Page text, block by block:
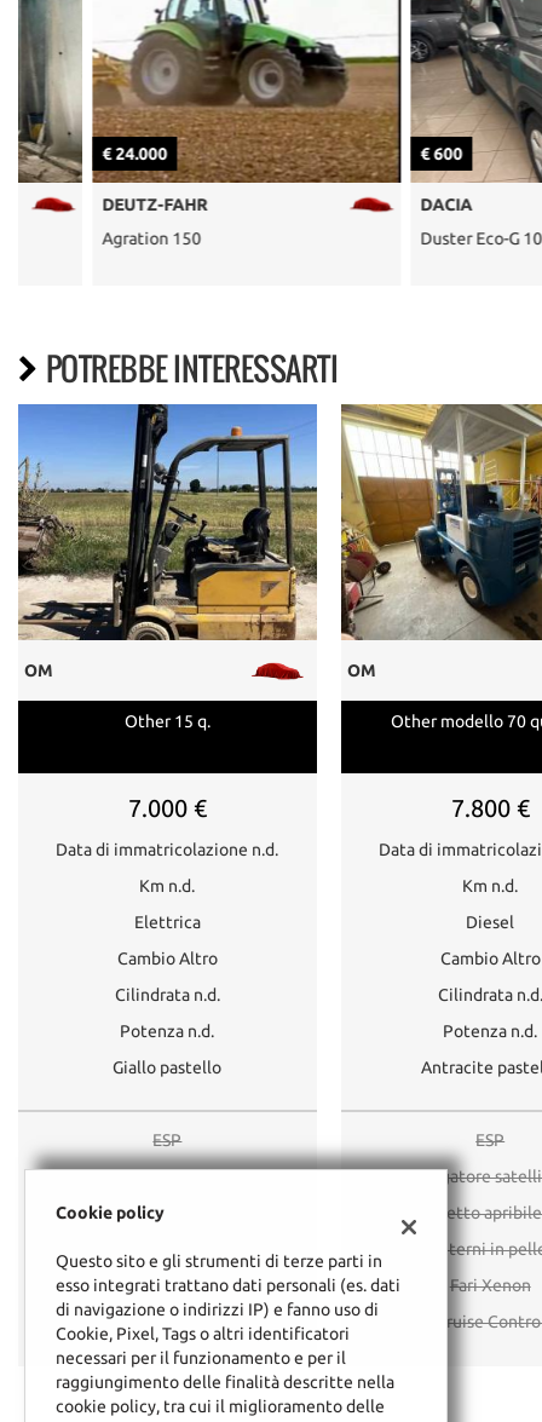
€ 24.000
DEUTZ-FAHR
Agration 150
€ 600
DACIA
Duster Eco-G 100 CV
POTREBBE INTERESSARTI
OM
Other 15 q.
7.000 €
Data di immatricolazione n.d.
Km n.d.
Elettrica
Cambio Altro
Cilindrata n.d.
Potenza n.d.
Giallo pastello
ESP
Navigatore satellitare
Tetto apribile
Fari Xenon
Cruise Control
OM
Other modello 70
7.800 €
Data di
Km n.d.
Diesel
Cambio Altro
Cilindrata n.d.
Potenza n.d.
Antracite
ESP
Navigatore
Tetto apribile
Interni in
Fari Xenon
Cruise
Cookie policy
Questo sito e gli strumenti di terze parti in
esso integrati trattano dati personali (es. dati
di navigazione o indirizzi IP) e fanno uso di
Cookie, Pixel, Tags o altri identificatori
necessari per il funzionamento e per il
raggiungimento delle finalità descritte nella
cookie policy, tra cui il miglioramento delle